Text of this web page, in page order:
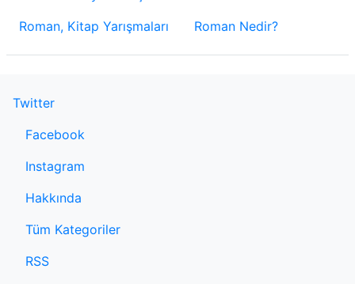
Roman, Kitap Yarışmaları
Roman Nedir?
Twitter
Facebook
Instagram
Hakkında
Tüm Kategoriler
RSS